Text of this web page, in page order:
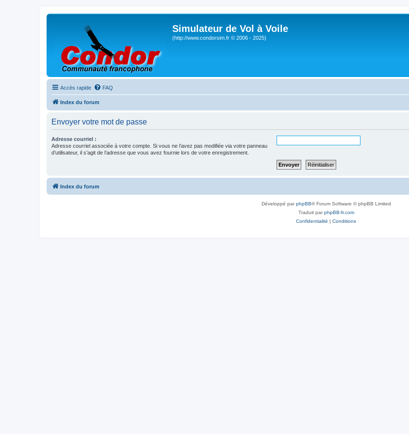
Simulateur de Vol à Voile
(http://www.condorsim.fr © 2006 - 2025)
Accès rapide FAQ
Index du forum
Envoyer votre mot de passe
Adresse courriel :
Adresse courriel associée à votre compte. Si vous ne l’avez pas modifiée via votre panneau
d’utilisateur, il s’agit de l’adresse que vous avez fournie lors de votre enregistrement.
Index du forum
Développé parphpBB® Forum Software © phpBB Limited
Traduit parphpBB-fr.com
Confidentialité | Conditions